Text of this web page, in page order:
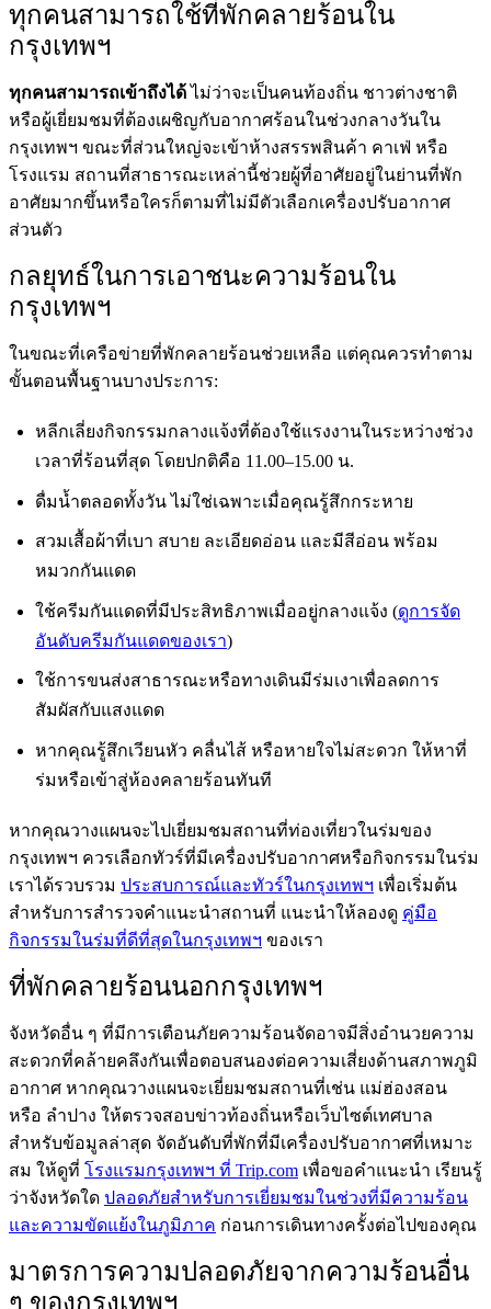
ทุกคนสามารถใช้ที่พักคลายร้อนใน
กรุงเทพฯ
ทุกคนสามารถเข้าถึงได้ไม่ว่าจะเป็นคนท้องถิ่น ชาวต่างชาติ
หรือผู้เยี่ยมชมที่ต้องเผชิญกับอากาศร้อนในช่วงกลางวันใน
กรุงเทพฯ ขณะที่ส่วนใหญ่จะเข้าห้างสรรพสินค้า คาเฟ่ หรือ
โรงแรม สถานที่สาธารณะเหล่านี้ช่วยผู้ที่อาศัยอยู่ในย่านที่พัก
อาศัยมากขึ้นหรือใครก็ตามที่ไม่มีตัวเลือกเครื่องปรับอากาศ
ส่วนตัว
กลยุทธ์ในการเอาชนะความร้อนใน
กรุงเทพฯ
ในขณะที่เครือข่ายที่พักคลายร้อนช่วยเหลือ แต่คุณควรทำตาม
ขั้นตอนพื้นฐานบางประการ:
หลีกเลี่ยงกิจกรรมกลางแจ้งที่ต้องใช้แรงงานในระหว่างช่วง
เวลาที่ร้อนที่สุด โดยปกติคือ 11.00–15.00 น.
ดื่มน้ำตลอดทั้งวัน ไม่ใช่เฉพาะเมื่อคุณรู้สึกกระหาย
สวมเสื้อผ้าที่เบา สบาย ละเอียดอ่อน และมีสีอ่อน พร้อม
หมวกกันแดด
ใช้ครีมกันแดดที่มีประสิทธิภาพเมื่ออยู่กลางแจ้ง (ดูการจัด
อันดับครีมกันแดดของเรา)
ใช้การขนส่งสาธารณะหรือทางเดินมีร่มเงาเพื่อลดการ
สัมผัสกับแสงแดด
หากคุณรู้สึกเวียนหัว คลื่นไส้ หรือหายใจไม่สะดวก ให้หาที่
ร่มหรือเข้าสู่ห้องคลายร้อนทันที
หากคุณวางแผนจะไปเยี่ยมชมสถานที่ท่องเที่ยวในร่มของ
กรุงเทพฯ ควรเลือกทัวร์ที่มีเครื่องปรับอากาศหรือกิจกรรมในร่ม
เราได้รวบรวม ประสบการณ์และทัวร์ในกรุงเทพฯ เพื่อเริ่มต้น
สำหรับการสำรวจคำแนะนำสถานที่ แนะนำให้ลองดู คู่มือ
กิจกรรมในร่มที่ดีที่สุดในกรุงเทพฯ ของเรา
ที่พักคลายร้อนนอกกรุงเทพฯ
จังหวัดอื่น ๆ ที่มีการเตือนภัยความร้อนจัดอาจมีสิ่งอำนวยความ
สะดวกที่คล้ายคลึงกันเพื่อตอบสนองต่อความเสี่ยงด้านสภาพภูมิ
อากาศ หากคุณวางแผนจะเยี่ยมชมสถานที่เช่น แม่ฮ่องสอน
หรือ ลำปาง ให้ตรวจสอบข่าวท้องถิ่นหรือเว็บไซต์เทศบาล
สำหรับข้อมูลล่าสุด จัดอันดับที่พักที่มีเครื่องปรับอากาศที่เหมาะ
สม ให้ดูที่ โรงแรมกรุงเทพฯ ที่ Trip.com เพื่อขอคำแนะนำ เรียนรู้
ว่าจังหวัดใด ปลอดภัยสำหรับการเยี่ยมชมในช่วงที่มีความร้อน
และความขัดแย้งในภูมิภาค ก่อนการเดินทางครั้งต่อไปของคุณ
มาตรการความปลอดภัยจากความร้อนอื่น
ๆ ของกรุงเทพฯ